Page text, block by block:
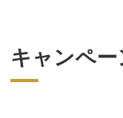
キャンペー